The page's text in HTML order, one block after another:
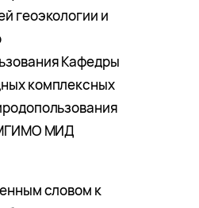
геоэкологии и
Кафедры
комплексных
МИД
словом к